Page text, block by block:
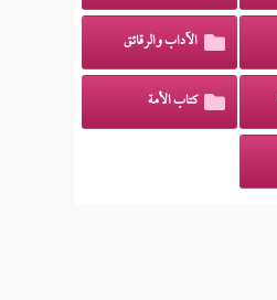
الآداب والرقائق
كتاب الأمة